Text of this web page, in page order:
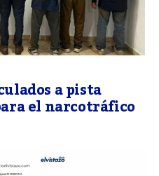
a pista
el narcotráfico